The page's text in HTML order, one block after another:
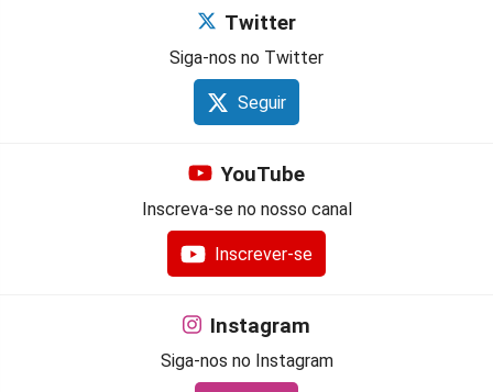
Twitter
Siga-nos no Twitter
Seguir
YouTube
Inscreva-se no nosso canal
Inscrever-se
Instagram
Siga-nos no Instagram